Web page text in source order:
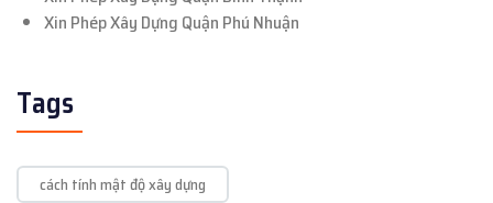
Xin Phép Xây Dựng Quận Phú Nhuận
Tags
cách tính mật độ xây dựng